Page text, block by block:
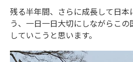
残る半年間、さらに成長して日本
う、一日一日大切にしながらこ
していこうと思います。